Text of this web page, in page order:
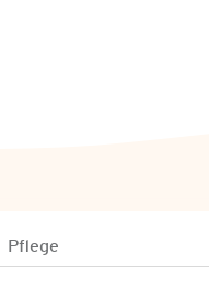
Pflege